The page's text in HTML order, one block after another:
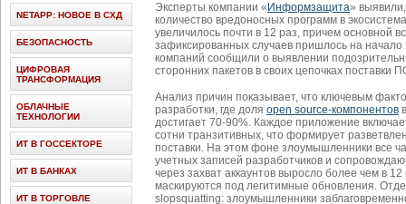
Эксперты компании « Информзащита»
количество вредоносных программ в
увеличилось почти в 12 раз, причем основной
зафиксированных случаев пришлось на
компаний сообщили о выявлении
сторонних пакетов в своих цепочках поставки
Анализ причин показывает, что ключевым
разработки, где доля open source-компонентов
достигает 70-90%. Каждое приложение
сотни транзитивных, что формирует
поставки. На этом фоне злоумышленники все
учетных записей разработчиков и
через захват аккаунтов выросло более чем в 12
маскируются под легитимные обновления.
slopsquatting: злоумышленники
NETAPP: НОВОЕ В СХД
БЕЗОПАСНОСТЬ
ЦИФРОВАЯ
ТРАНСФОРМАЦИЯ
ОБЛАЧНЫЕ
ТЕХНОЛОГИИ
ИТ В ГОССЕКТОРЕ
ИТ В БАНКАХ
ИТ В ТОРГОВЛЕ